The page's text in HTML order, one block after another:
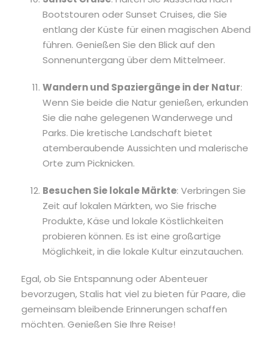
Bootstouren oder Sunset Cruises, die Sie
entlang der Küste für einen magischen Abend
führen. Genießen Sie den Blick auf den
Sonnenuntergang über dem Mittelmeer.
Wandern und Spaziergänge in der Natur:
Wenn Sie beide die Natur genießen, erkunden
Sie die nahe gelegenen Wanderwege und
Parks. Die kretische Landschaft bietet
atemberaubende Aussichten und malerische
Orte zum Picknicken.
Besuchen Sie lokale Märkte: Verbringen Sie
Zeit auf lokalen Märkten, wo Sie frische
Produkte, Käse und lokale Köstlichkeiten
probieren können. Es ist eine großartige
Möglichkeit, in die lokale Kultur einzutauchen.
Egal, ob Sie Entspannung oder Abenteuer
bevorzugen, Stalis hat viel zu bieten für Paare, die
gemeinsam bleibende Erinnerungen schaffen
möchten. Genießen Sie Ihre Reise!